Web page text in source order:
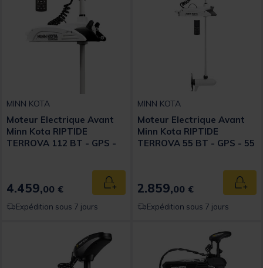
MINN KOTA
Moteur Electrique Avant
Minn Kota RIPTIDE
TERROVA 112 BT - GPS -
4.459,00 € Ajouter au panier
Expédition sous 7 jours
MINN KOTA
Moteur Electrique Avant
Minn Kota RIPTIDE
TERROVA 55 BT - GPS - 55
2.859,00 €
Expédition sous 7 jours